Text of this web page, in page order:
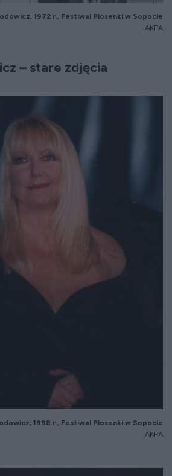
1972 r., Festiwal Piosenki w Sopocie
AKPA
– stare zdjęcia
1998 r., Festiwal Piosenki w Sopocie
AKPA